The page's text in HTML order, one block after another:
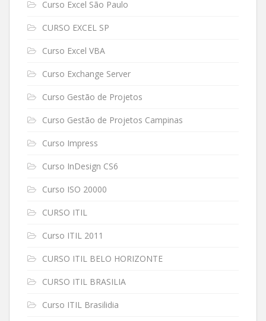
Curso Excel São Paulo
CURSO EXCEL SP
Curso Excel VBA
Curso Exchange Server
Curso Gestão de Projetos
Curso Gestão de Projetos Campinas
Curso Impress
Curso InDesign CS6
Curso ISO 20000
CURSO ITIL
Curso ITIL 2011
CURSO ITIL BELO HORIZONTE
CURSO ITIL BRASILIA
Curso ITIL Brasilidia